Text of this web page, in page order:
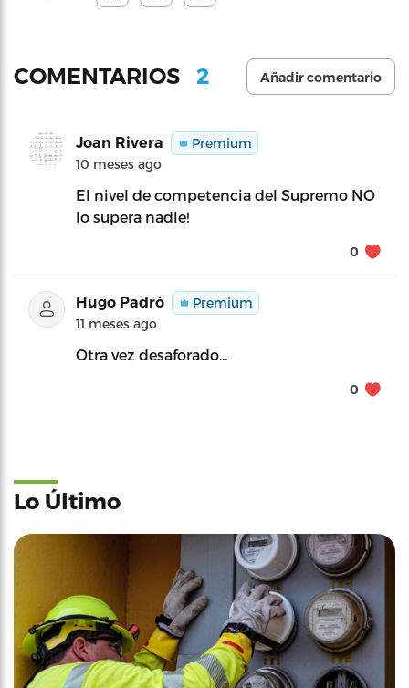
COMENTARIOS 2 Añadir comentario
Joan Rivera
Premium
10 meses ago
El nivel de competencia del Supremo NO
lo supera nadie!
0
Hugo Padró
Premium
11 meses ago
Otra vez desaforado…
0
Lo Último